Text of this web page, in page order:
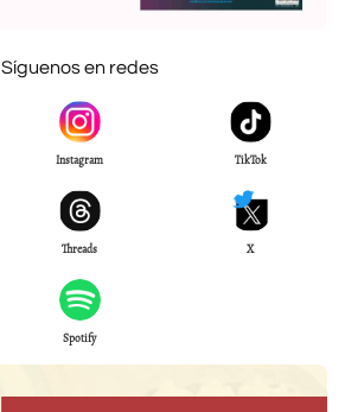
Síguenos en redes
Instagram TikTok
Threads X
Spotify